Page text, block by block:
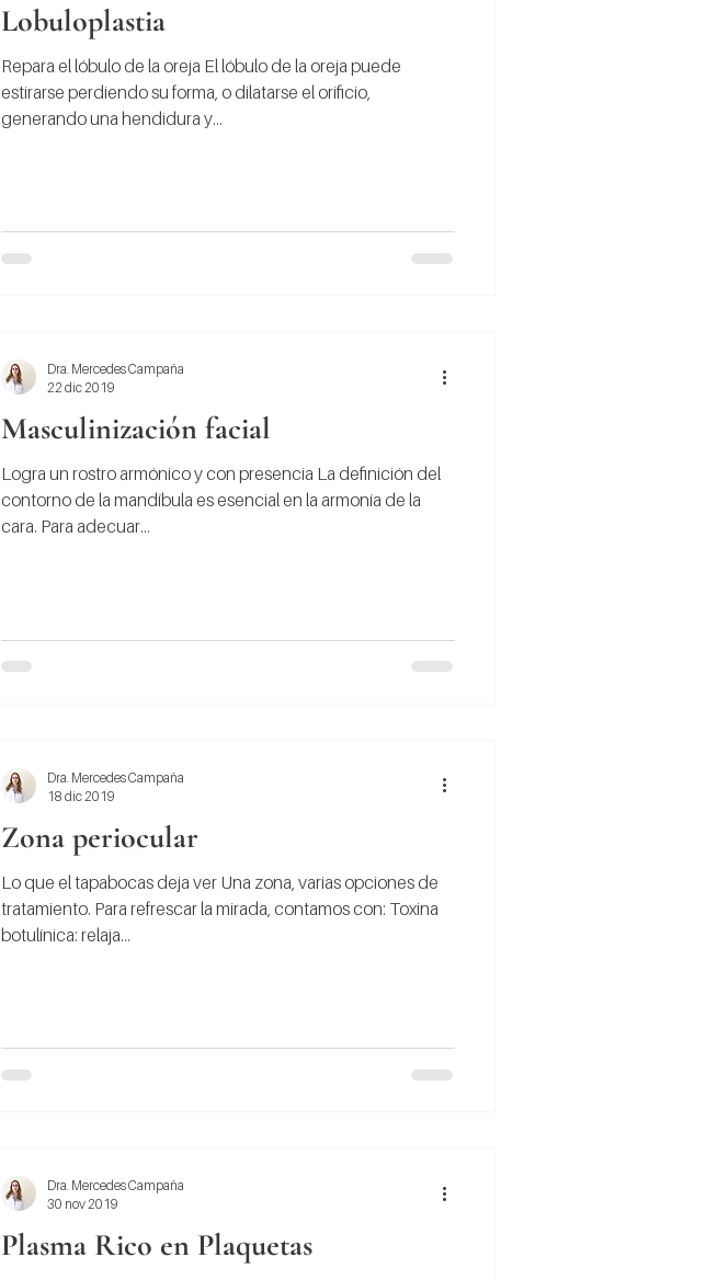
Lobuloplastia
Repara el lóbulo de la oreja El lóbulo de la oreja puede
estirarse perdiendo su forma, o dilatarse el orificio,
generando una hendidura y...
Masculinización facial
Logra un rostro armónico y con presencia La definición del
contorno de la mandíbula es esencial en la armonía de la
cara. Para adecuar...
Dra. Mercedes Campaña
22 dic 2019
Zona periocular
Lo que el tapabocas deja ver Una zona, varias opciones de
tratamiento. Para refrescar la mirada, contamos con: Toxina
botulínica: relaja...
Dra. Mercedes Campaña
18 dic 2019
Plasma Rico en Plaquetas
Dra. Mercedes Campaña
30 nov 2019